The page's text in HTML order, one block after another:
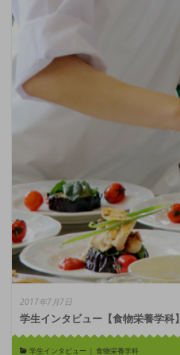
2017年7月7日
学生インタビュー【食物栄養学科】
学生インタビュー 食物栄養学科